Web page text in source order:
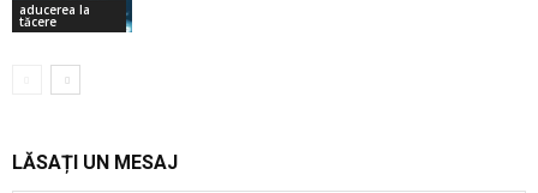
aducerea la
tăcere
LĂSAȚI UN MESAJ